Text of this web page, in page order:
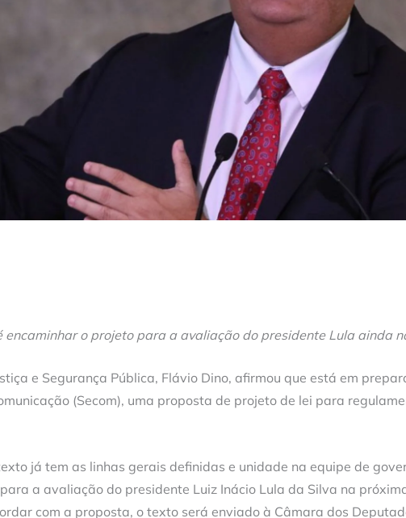
encaminhar o projeto para a avaliação do presidente Lula ainda
e Segurança Pública, Flávio Dino, afirmou que está em
(Secom), uma proposta de projeto de lei para
já tem as linhas gerais definidas e unidade na equipe de
a avaliação do presidente Luiz Inácio Lula da Silva na
com a proposta, o texto será enviado à Câmara dos